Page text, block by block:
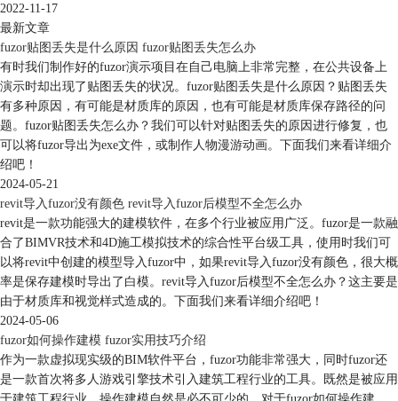
行界面设置：
1、打开fuzor2018软件：在您的计算机上打开fuzor2018软件。确保您已经
安装了最新版本的软件。
2、进入设置界面：在fuzor2018的主界面上，找到菜单栏或工具栏上
的"Options"（选项）或"Settings"（设置）选项，点击进入设置界面。
3、调整界面设置：在设置界面中，您可以找到各种界面设置选项，如颜
色主题、字体大小、工具栏布局等。根据您的个人偏好，调整这些设置
项，使界面更符合您的习惯和喜好。
4、保存设置：确保您的设置更改已保存。有些软件可能要求您重新启动
fuzor2018才能使设置生效。
2022-11-17
最新文章
fuzor贴图丢失是什么原因 fuzor贴图丢失怎么办
有时我们制作好的fuzor演示项目在自己电脑上非常完整，在公共设备上
演示时却出现了贴图丢失的状况。fuzor贴图丢失是什么原因？贴图丢失
有多种原因，有可能是材质库的原因，也有可能是材质库保存路径的问
题。fuzor贴图丢失怎么办？我们可以针对贴图丢失的原因进行修复，也
可以将fuzor导出为exe文件，或制作人物漫游动画。下面我们来看详细介
绍吧！
2024-05-21
revit导入fuzor没有颜色 revit导入fuzor后模型不全怎么办
revit是一款功能强大的建模软件，在多个行业被应用广泛。fuzor是一款融
合了BIMVR技术和4D施工模拟技术的综合性平台级工具，使用时我们可
以将revit中创建的模型导入fuzor中，如果revit导入fuzor没有颜色，很大概
率是保存建模时导出了白模。revit导入fuzor后模型不全怎么办？这主要是
由于材质库和视觉样式造成的。下面我们来看详细介绍吧！
2024-05-06
fuzor如何操作建模 fuzor实用技巧介绍
作为一款虚拟现实级的BIM软件平台，fuzor功能非常强大，同时fuzor还
是一款首次将多人游戏引擎技术引入建筑工程行业的工具。既然是被应用